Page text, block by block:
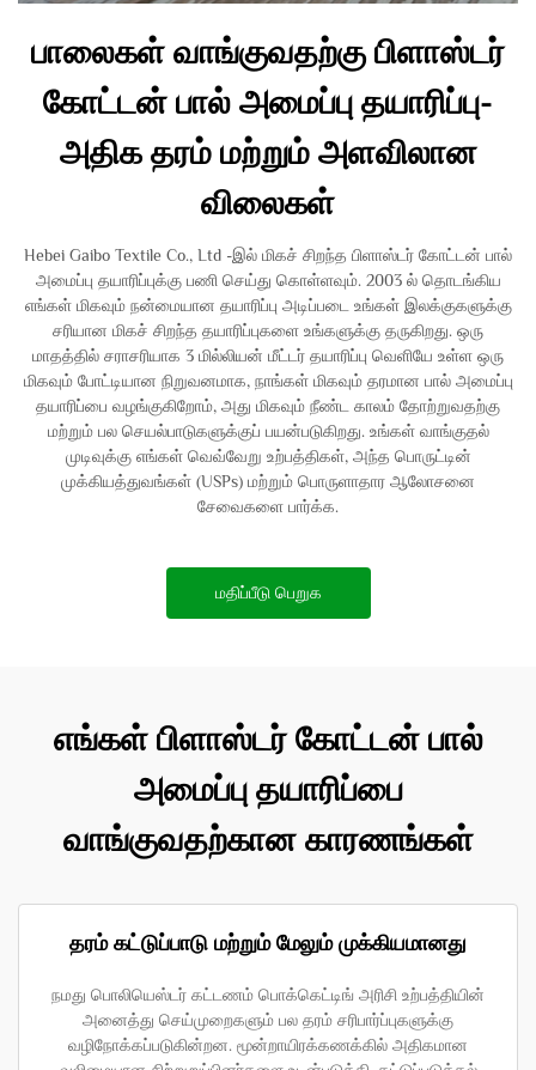
பாலைகள் வாங்குவதற்கு பிளாஸ்டர்
கோட்டன் பால் அமைப்பு தயாரிப்பு-
அதிக தரம் மற்றும் அளவிலான
விலைகள்
Hebei Gaibo Textile Co., Ltd -இல் மிகச் சிறந்த பிளாஸ்டர் கோட்டன் பால்
அமைப்பு தயாரிப்புக்கு பணி செய்து கொள்ளவும். 2003 ல் தொடங்கிய
எங்கள் மிகவும் நன்மையான தயாரிப்பு அடிப்படை உங்கள் இலக்குகளுக்கு
சரியான மிகச் சிறந்த தயாரிப்புகளை உங்களுக்கு தருகிறது. ஒரு
மாதத்தில் சராசரியாக 3 மில்லியன் மீட்டர் தயாரிப்பு வெளியே உள்ள ஒரு
மிகவும் போட்டியான நிறுவனமாக, நாங்கள் மிகவும் தரமான பால் அமைப்பு
தயாரிப்பை வழங்குகிறோம், அது மிகவும் நீண்ட காலம் தோற்றுவதற்கு
மற்றும் பல செயல்பாடுகளுக்குப் பயன்படுகிறது. உங்கள் வாங்குதல்
முடிவுக்கு எங்கள் வெவ்வேறு உற்பத்திகள், அந்த பொருட்டின்
முக்கியத்துவங்கள் (USPs) மற்றும் பொருளாதார ஆலோசனை
சேவைகளை பார்க்க.
மதிப்பீடு பெறுக
எங்கள் பிளாஸ்டர் கோட்டன் பால்
அமைப்பு தயாரிப்பை
வாங்குவதற்கான காரணங்கள்
தரம் கட்டுப்பாடு மற்றும் மேலும் முக்கியமானது
நமது பொலியெஸ்டர் கட்டணம் பொக்கெட்டிங் அரிசி உற்பத்தியின்
அனைத்து செய்முறைகளும் பல தரம் சரிபார்ப்புகளுக்கு
வழிநோக்கப்படுகின்றன. மூன்றாயிரக்கணக்கில் அதிகமான